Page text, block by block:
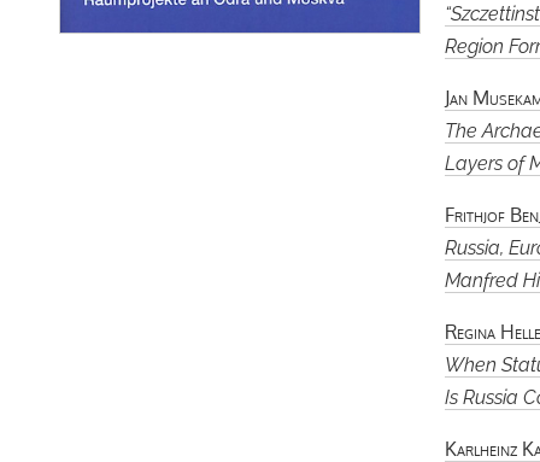
Region
Jan
The
Layers of
Frithjof
Russia,
Manfred
Regina
When
Is Russia
Karlheinz